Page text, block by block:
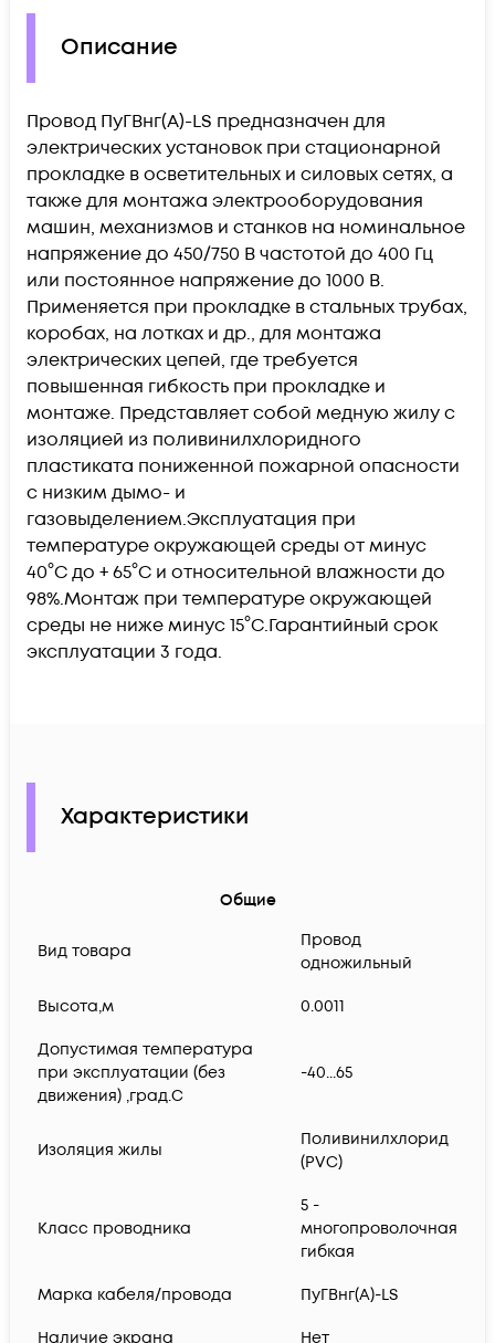
Описание
Провод ПуГВнг(А)-LS предназначен для
электрических установок при стационарной
прокладке в осветительных и силовых сетях, а
также для монтажа электрооборудования
машин, механизмов и станков на номинальное
напряжение до 450/750 В частотой до 400 Гц
или постоянное напряжение до 1000 В.
Применяется при прокладке в стальных трубах,
коробах, на лотках и др., для монтажа
электрических цепей, где требуется
повышенная гибкость при прокладке и
монтаже. Представляет собой медную жилу с
изоляцией из поливинилхлоридного
пластиката пониженной пожарной опасности
с низким дымо- и
газовыделением.Эксплуатация при
температуре окружающей среды от минус
40°C до + 65°C и относительной влажности до
98%.Монтаж при температуре окружающей
среды не ниже минус 15°C.Гарантийный срок
эксплуатации 3 года.
Характеристики
Общие
Вид товара
Провод
одножильный
Высота,м 0.0011
Допустимая температура
при эксплуатации (без
движения) ,град.C
-40...65
Изоляция жилы
Поливинилхлорид
(PVC)
Класс проводника
5 -
многопроволочная
гибкая
Марка кабеля/провода ПуГВнг(А)-LS
Наличие экрана Нет